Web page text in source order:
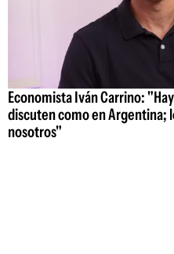
Economista Iván Carrino:
discuten como en Argentina;
nosotros"